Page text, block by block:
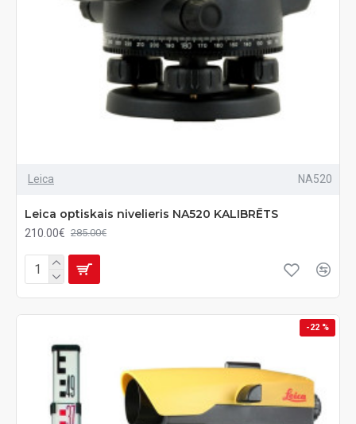
Leica NA520
Leica optiskais nivelieris NA520 KALIBRĒTS
210.00€ 285.00€
-22 %